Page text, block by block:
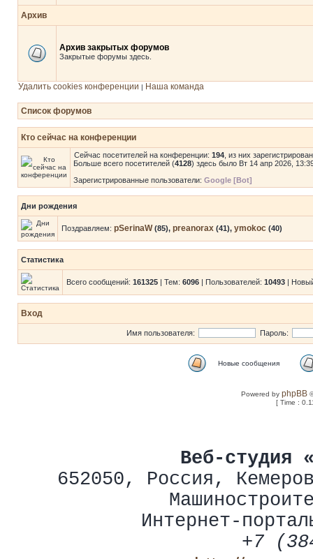
Архив
Архив закрытых форумов
Закрытые форумы здесь.
Удалить cookies конференции | Наша команда
Список форумов
Кто сейчас на конференции
Сейчас посетителей на конференции: 194 , из них
Больше всего посетителей (4128) здесь было Вт 14 апр 2026,
Зарегистрированные пользователи: Google [Bot]
Дни рождения
Поздравляем: pSerinaW(85), preanorax (41), ymokoc (40)
Статистика
Всего сообщений: 161325 | Тем: 6096 | Пользователей: 10493 |
Вход
Имя пользователя: Пароль:
Новые сообщения
Powered byphpBB
[ Time :
Веб-студия
652050, Россия ,
Интернет-
+7